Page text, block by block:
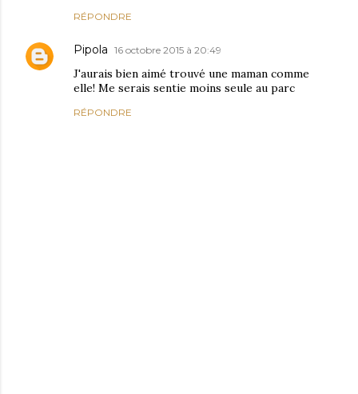
RÉPONDRE
Pipola 16 octobre 2015 à 20:49
J'aurais bien aimé trouvé une maman comme
elle! Me serais sentie moins seule au parc
RÉPONDRE